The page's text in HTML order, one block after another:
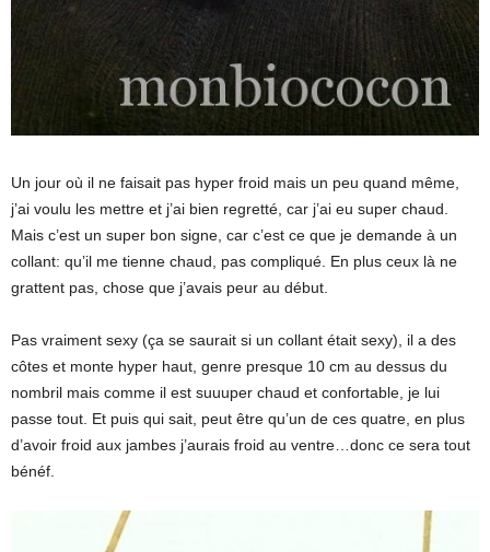
Un jour où il ne faisait pas hyper froid mais un peu quand même,
j’ai voulu les mettre et j’ai bien regretté, car j’ai eu super chaud.
Mais c’est un super bon signe, car c’est ce que je demande à un
collant: qu’il me tienne chaud, pas compliqué. En plus ceux là ne
grattent pas, chose que j’avais peur au début.
Pas vraiment sexy (ça se saurait si un collant était sexy), il a des
côtes et monte hyper haut, genre presque 10 cm au dessus du
nombril mais comme il est suuuper chaud et confortable, je lui
passe tout. Et puis qui sait, peut être qu’un de ces quatre, en plus
d’avoir froid aux jambes j’aurais froid au ventre…donc ce sera tout
bénéf.